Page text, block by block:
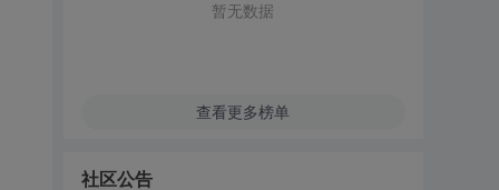
暂无数据
查看更多榜单
社区公告